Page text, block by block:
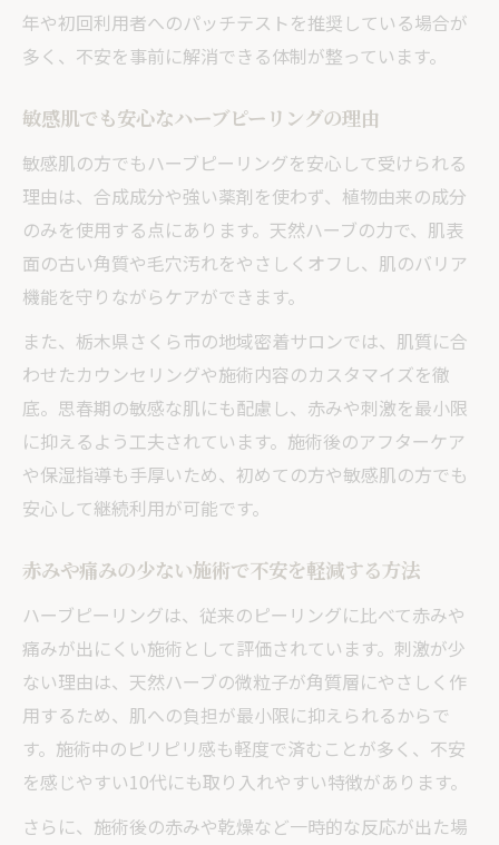
年や初回利用者へのパッチテストを推奨している場合が
多く、不安を事前に解消できる体制が整っています。
敏感肌でも安心なハーブピーリングの理由
敏感肌の方でもハーブピーリングを安心して受けられる
理由は、合成成分や強い薬剤を使わず、植物由来の成分
のみを使用する点にあります。天然ハーブの力で、肌表
面の古い角質や毛穴汚れをやさしくオフし、肌のバリア
機能を守りながらケアができます。
また、栃木県さくら市の地域密着サロンでは、肌質に合
わせたカウンセリングや施術内容のカスタマイズを徹
底。思春期の敏感な肌にも配慮し、赤みや刺激を最小限
に抑えるよう工夫されています。施術後のアフターケア
や保湿指導も手厚いため、初めての方や敏感肌の方でも
安心して継続利用が可能です。
赤みや痛みの少ない施術で不安を軽減する方法
ハーブピーリングは、従来のピーリングに比べて赤みや
痛みが出にくい施術として評価されています。刺激が少
ない理由は、天然ハーブの微粒子が角質層にやさしく作
用するため、肌への負担が最小限に抑えられるからで
す。施術中のピリピリ感も軽度で済むことが多く、不安
を感じやすい10代にも取り入れやすい特徴があります。
さらに、施術後の赤みや乾燥など一時的な反応が出た場